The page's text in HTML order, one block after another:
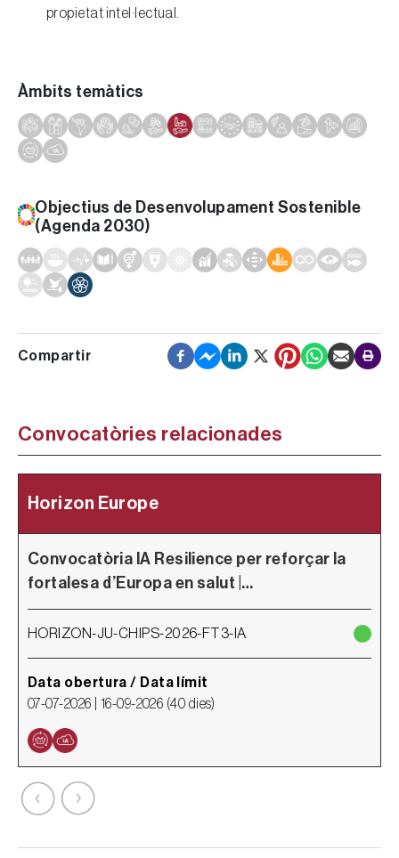
propietat intel·lectual.
Àmbits temàtics
Objectius de Desenvolupament Sostenible
(Agenda 2030)
Convocatòries relacionades
Horizon Europe
Convocatòria IA Resilience per reforçar la
fortalesa d’Europa en salut |…
HORIZON-JU-CHIPS-2026-FT3-IA
Data obertura / Data límit
07-07-2026 | 16-09-2026 (40 dies)